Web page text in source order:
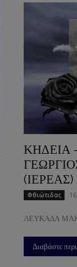
ΚΗΔΕΙΑ
Φθιώτιδας
ΛΕΥΚΑΔΑ
Διαβάστε